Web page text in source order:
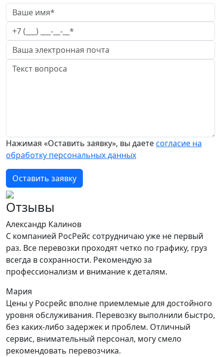
Нажимая «Оставить заявку», вы даетесогласие на
обработку персональных данных
Оставить заявку
Отзывы
Александр Калинов
С компанией РосРейс сотрудничаю уже не первый
раз. Все перевозки проходят четко по графику, груз
всегда в сохранности. Рекомендую за
профессионализм и внимание к деталям.
Мария
Цены у Росрейс вполне приемлемые для достойного
уровня обслуживания. Перевозку выполнили быстро,
без каких-либо задержек и проблем. Отличный
сервис, внимательный персонал, могу смело
рекомендовать перевозчика.